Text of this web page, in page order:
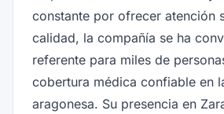
constante por ofrecer atención
calidad, la compañía se ha
referente para miles de
cobertura médica confiable en
aragonesa. Su presencia en